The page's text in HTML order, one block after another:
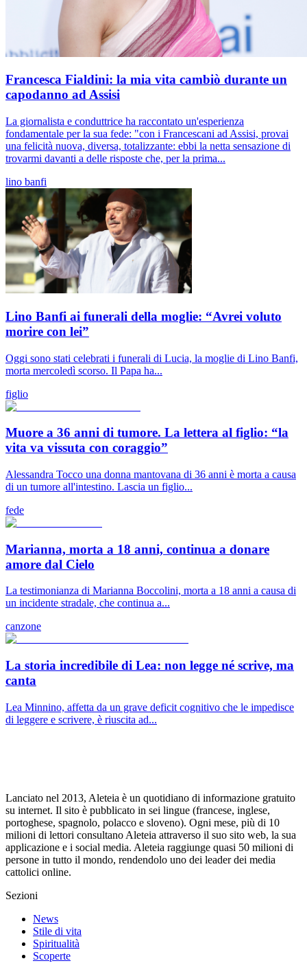
Francesca Fialdini: la mia vita cambiò durante un
capodanno ad Assisi
La giornalista e conduttrice ha raccontato un'esperienza
fondamentale per la sua fede: "con i Francescani ad Assisi, provai
una felicità nuova, diversa, totalizzante: ebbi la netta sensazione di
trovarmi davanti a delle risposte che, per la prima...
lino banfi
Lino Banfi ai funerali della moglie: “Avrei voluto
morire con lei”
Oggi sono stati celebrati i funerali di Lucia, la moglie di Lino Banfi,
morta mercoledì scorso. Il Papa ha...
figlio
Muore a 36 anni di tumore. La lettera al figlio: “la
vita va vissuta con coraggio”
Alessandra Tocco una donna mantovana di 36 anni è morta a causa
di un tumore all'intestino. Lascia un figlio...
fede
Marianna, morta a 18 anni, continua a donare
amore dal Cielo
La testimonianza di Marianna Boccolini, morta a 18 anni a causa di
un incidente stradale, che continua a...
canzone
La storia incredibile di Lea: non legge né scrive, ma
canta
Lea Minnino, affetta da un grave deficit cognitivo che le impedisce
di leggere e scrivere, è riuscita ad...
Lanciato nel 2013, Aleteia è un quotidiano di informazione gratuito
su internet. Il sito è pubblicato in sei lingue (francese, inglese,
portoghese, spagnolo, polacco e sloveno). Ogni mese, più di 10
milioni di lettori consultano Aleteia attraverso il suo sito web, la sua
applicazione e i social media. Aleteia raggiunge quasi 50 milioni di
persone in tutto il mondo, rendendolo uno dei leader dei media
cattolici online.
Sezioni
News
Stile di vita
Spiritualità
Scoperte